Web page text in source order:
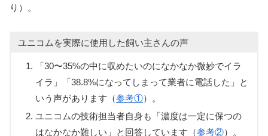
り）。
ユニコムを実際に使用した飼い主さんの声
「30〜35%の中に収めたいのになかなか微妙でイラ
イラ」「38.8%になってしまって業者に電話した」と
いう声があります（参考①）。
ユニコムの技術担当者自身も「濃度は一定に保つの
はなかなか難しい」と回答しています（参考②）。